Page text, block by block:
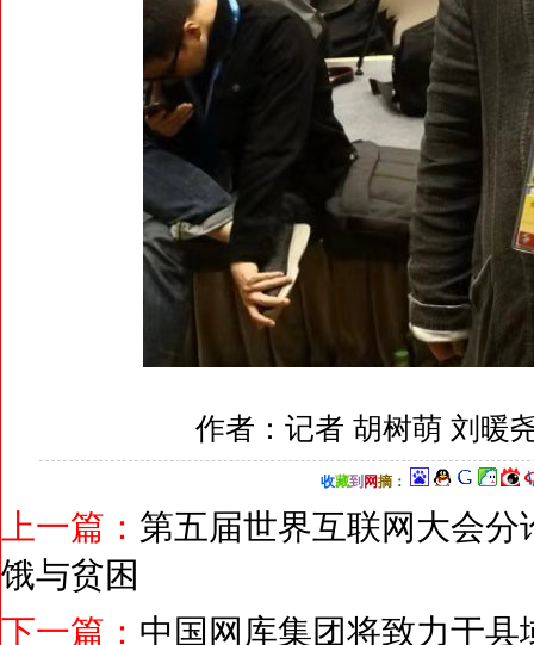
作者：记者 胡树萌 刘
收藏到 网摘：
上一篇： 第五届世界互联网大会
饿与贫困
下一篇： 中国网库集团将致力于